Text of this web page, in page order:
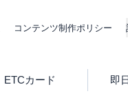
コンテンツ制作ポリシー
ETCカード 即